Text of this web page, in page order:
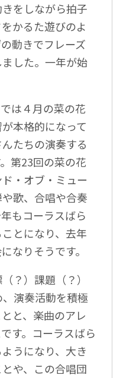
をしながら拍子
かるた遊びのよ
動きでフレーズ
した。一年が始
は４月の菜の花
本格的になって
たちの演奏する
第23回の菜の花
・オブ・ミュー
歌、合唱や合奏
もコーラスばら
とになり、去年
なりそうです。
？）課題（？）
演奏活動を積極
と、楽曲のアレ
す。コーラスばら
うになり、大き
や、この合唱団